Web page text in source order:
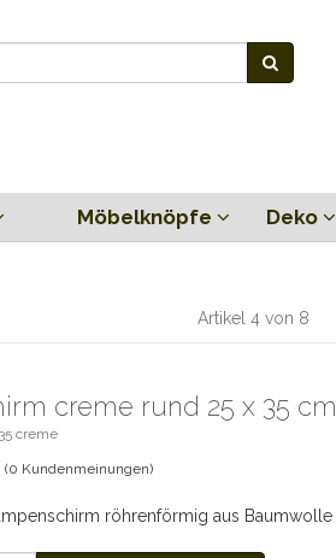
Möbelknöpfe Deko
Artikel 4 von 8
creme rund 25 x 35 cm
creme
(0 Kundenmeinungen)
röhrenförmig aus Baumwolle